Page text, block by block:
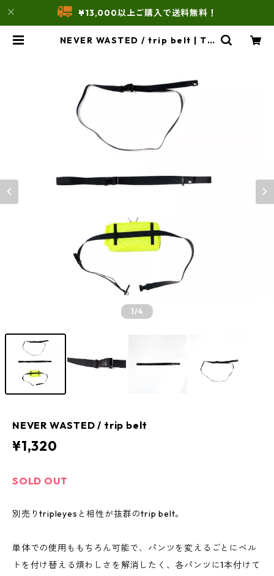
¥13,000以上ご購入で送料無料！
NEVER WASTED / trip belt | TH
1/4
NEVER WASTED / trip belt
¥1,320
SOLD OUT
別売りtripleyesと相性が抜群のtrip belt。
単体での使用ももちろん可能で、パンツを変えるごとにベル
トを付け替える煩わしさを解消したく、各パンツに1本付けて